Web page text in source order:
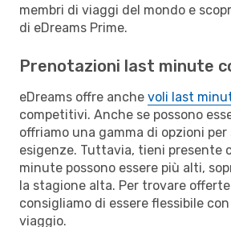
membri di viaggi del mondo e
di eDreams Prime.
Prenotazioni last minute
eDreams offre anche voli last
competitivi. Anche se possono
offriamo una gamma di opzioni
esigenze. Tuttavia, tieni presente
minute possono essere più alti,
la stagione alta. Per trovare
consigliamo di essere flessibile
viaggio.